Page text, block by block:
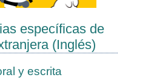
específicas de
(Inglés)
y escrita